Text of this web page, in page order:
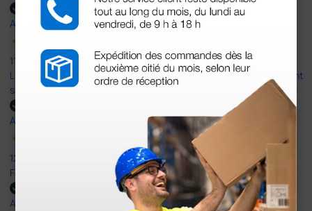
Acheteur vérifié
11 Mar 2025
Livraison rapide et conforme à ma commande. Je suis entièrement
satisfaite de cette transaction.
Acheteur vérifié
12 Fev 2025
Facile efficace. délivrance rapide.
Acheteur vérifié